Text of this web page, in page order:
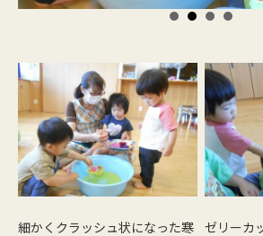
細かくクラッシュ状になった寒
ゼリーカ